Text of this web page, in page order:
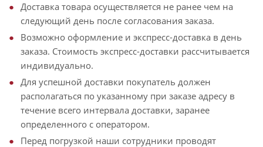
Доставка товара осуществляется не ранее чем на
следующий день после согласования заказа.
Возможно оформление и экспресс-доставка в день
заказа. Стоимость экспресс-доставки рассчитывается
индивидуально.
Для успешной доставки покупатель должен
располагаться по указанному при заказе адресу в
течение всего интервала доставки, заранее
определенного с оператором.
Перед погрузкой наши сотрудники проводят